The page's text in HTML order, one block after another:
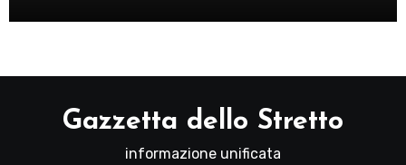
Gazzetta dello Stretto
informazione unificata